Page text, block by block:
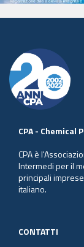
CPA - Chemical
CPA è
Intermedi per il
principali
italiano.
CONTATTI